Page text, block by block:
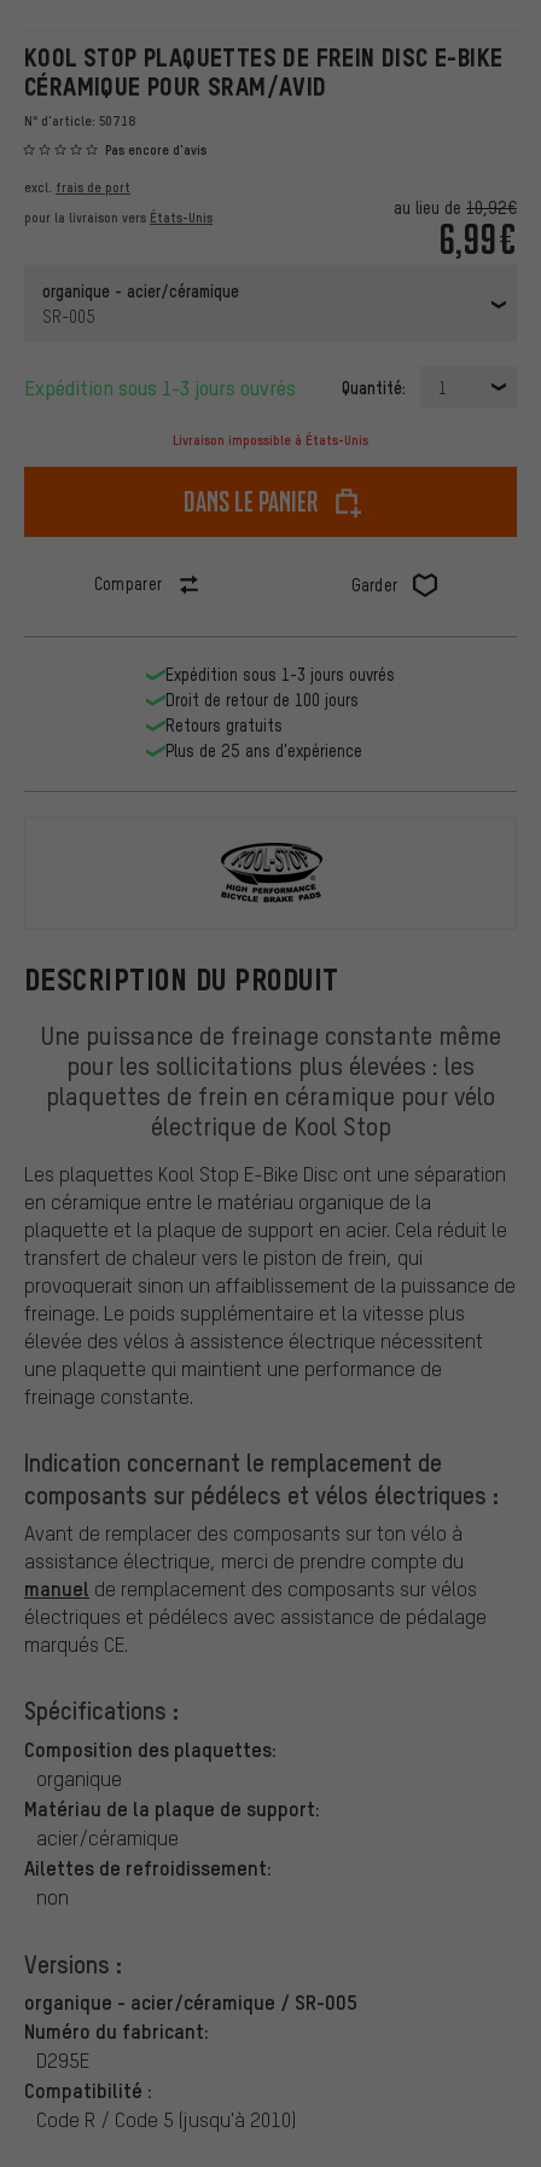
KOOL STOP PLAQUETTES DE FREIN DISC E-BIKE
CÉRAMIQUE POUR SRAM/AVID
N° d'article: 50718
Pas encore d'avis
au lieu de 10,92€
6,99€
excl. frais de port
pour la livraison vers États-Unis
organique - acier/céramique
SR-005
Expédition sous 1-3 jours ouvrés Quantité: 1
Livraison impossible à États-Unis
dans le panier
Comparer Garder
DESCRIPTION DU PRODUIT
Une puissance de freinage constante même
pour les sollicitations plus élevées : les
plaquettes de frein en céramique pour vélo
électrique de Kool Stop
Les plaquettes Kool Stop E-Bike Disc ont une séparation
en céramique entre le matériau organique de la
plaquette et la plaque de support en acier. Cela réduit le
transfert de chaleur vers le piston de frein, qui
provoquerait sinon un affaiblissement de la puissance de
freinage. Le poids supplémentaire et la vitesse plus
élevée des vélos à assistence électrique nécessitent
une plaquette qui maintient une performance de
freinage constante.
Indication concernant le remplacement de
composants sur pédélecs et vélos électriques :
Avant de remplacer des composants sur ton vélo à
assistance électrique, merci de prendre compte du
manuel de remplacement des composants sur vélos
électriques et pédélecs avec assistance de pédalage
marqués CE.
Spécifications :
Composition des plaquettes:
organique
Matériau de la plaque de support:
acier/céramique
Ailettes de refroidissement:
non
Versions :
organique - acier/céramique / SR-005
Numéro du fabricant:
D295E
Compatibilité :
Code R / Code 5 (jusqu'à 2010)
Expédition sous 1-3 jours ouvrés
Droit de retour de 100 jours
Retours gratuits
Plus de 25 ans d'expérience